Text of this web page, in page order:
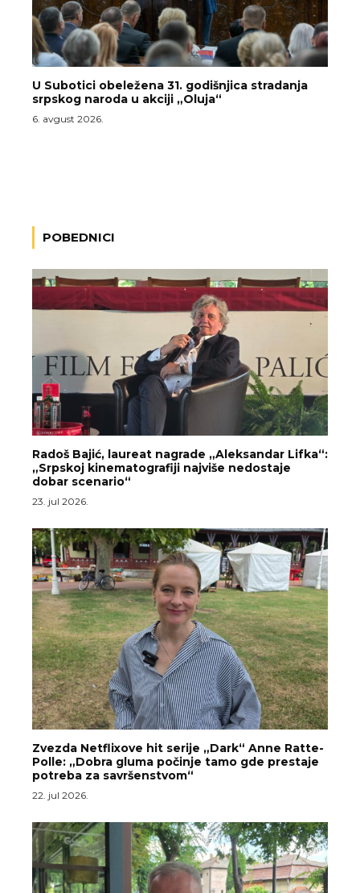
U Subotici obeležena 31. godišnjica stradanja
srpskog naroda u akciji „Oluja“
6. avgust 2026.
POBEDNICI
Radoš Bajić, laureat nagrade „Aleksandar Lifka“:
„Srpskoj kinematografiji najviše nedostaje
dobar scenario“
23. jul 2026.
Zvezda Netflixove hit serije „Dark“ Anne Ratte-
Polle: „Dobra gluma počinje tamo gde prestaje
potreba za savršenstvom“
22. jul 2026.